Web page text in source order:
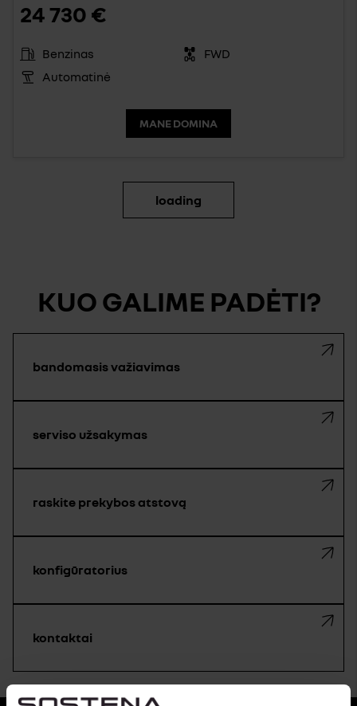
24 730 €
Benzinas
FWD
Automatinė
MANE DOMINA
loading
KUO GALIME PADĖTI?
bandomasis važiavimas
serviso užsakymas
raskite prekybos atstovą
konfigūratorius
kontaktai